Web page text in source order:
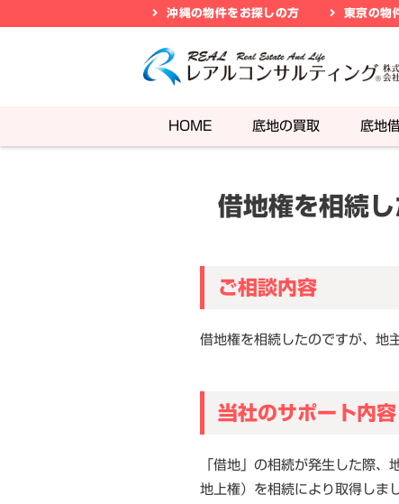
沖縄の物件をお探しの方 東京の物
HOME 底地の買取 底地
借地権を相続
ご相談内容
借地権を相続したのですが、地
当社のサポート内
「借地」の相続が発生した際
地上権）を相続により取得しま